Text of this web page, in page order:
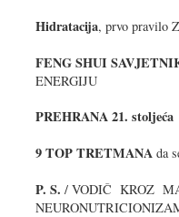
Hidratacija, prvo pravilo
FENG SHUI
ENERGIJU
PREHRANA 21. stoljeća
9 TOP TRETMANA da
P. S. / VODIČ KROZ